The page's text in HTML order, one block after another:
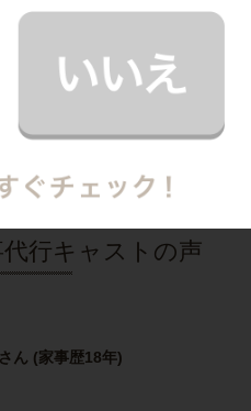
記事全文を見る
一覧を見る
行キャストの声
ん (家事歴18年)